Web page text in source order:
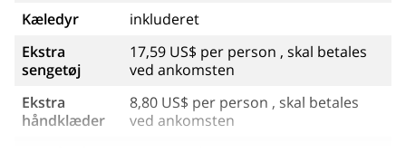
Kæledyr
inkluderet
Ekstra
sengetøj
17,59 US$ per person , skal betales
ved ankomsten
Ekstra
håndklæder
8,80 US$ per person , skal betales
ved ankomsten